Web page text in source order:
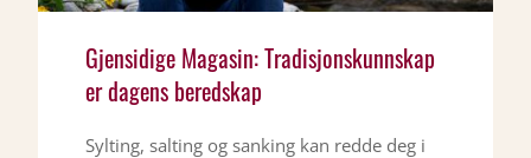
Gjensidige Magasin: Tradisjonskunnskap
er dagens beredskap
Sylting, salting og sanking kan redde deg i